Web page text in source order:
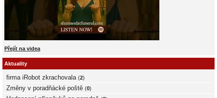
Přejít na videa
Aktuality
firma iRobot zkrachovala (2)
Změny v poradňácké poště (0)